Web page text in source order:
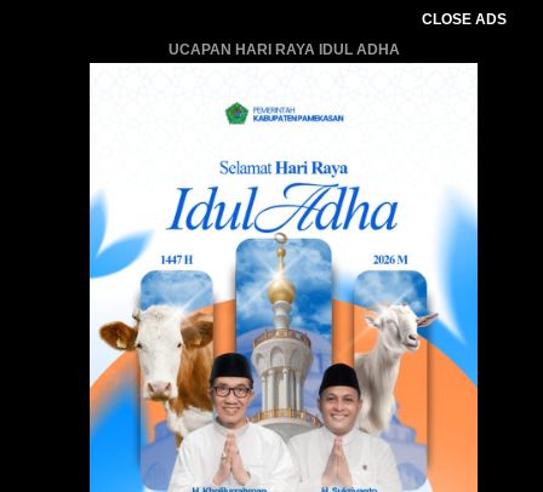
CLOSE ADS
UCAPAN HARI RAYA IDUL ADHA